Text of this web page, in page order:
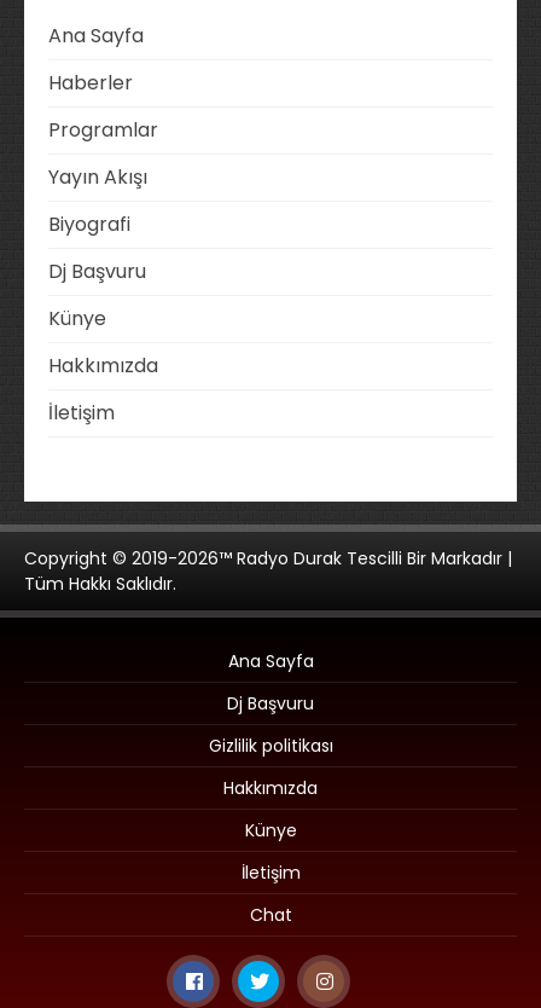
Ana Sayfa
Haberler
Programlar
Yayın Akışı
Biyografi
Dj Başvuru
Künye
Hakkımızda
İletişim
Copyright © 2019-2026™ Radyo Durak Tescilli Bir Markadır |
Tüm Hakkı Saklıdır.
Ana Sayfa
Dj Başvuru
Gizlilik politikası
Hakkımızda
Künye
İletişim
Chat